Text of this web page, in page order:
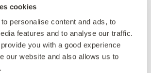
cookies
personalise content and ads, to
features and to analyse our traffic.
you with a good experience
our website and also allows us to
Frei von Orthophthalaten
Verwendung von
orthophthalatfreien und
biologischen
Weichmachern.